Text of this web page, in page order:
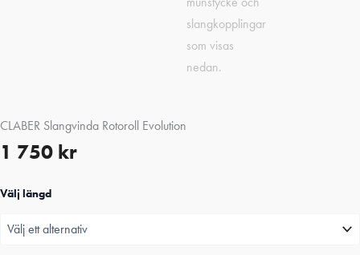
CLABER Slangvinda Rotoroll Evolution
1 750 kr
Välj längd